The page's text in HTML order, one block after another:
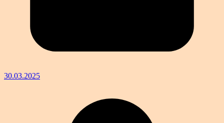
30.03.2025